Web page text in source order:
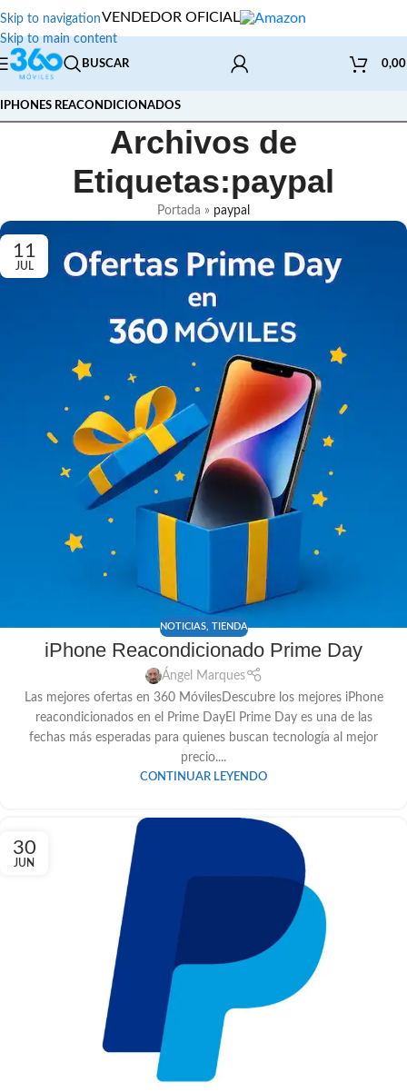
Skip to navigation
Skip to main content
VENDEDOR OFICIAL
BUSCAR
IPHONES REACONDICIONADOS
Archivos de
Etiquetas:paypal
Portada » paypal
11
JUL
NOTICIAS, TIENDA
iPhone Reacondicionado Prime Day
Ángel Marques
Las mejores ofertas en 360 MóvilesDescubre los mejores iPhone
reacondicionados en el Prime DayEl Prime Day es una de las
fechas más esperadas para quienes buscan tecnología al mejor
precio....
CONTINUAR LEYENDO
30
JUN